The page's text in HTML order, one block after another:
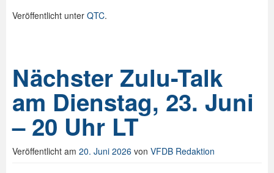
Veröffentlicht unter QTC.
Nächster Zulu-Talk
am Dienstag, 23. Juni
– 20 Uhr LT
Veröffentlicht am 20. Juni 2026 von VFDB Redaktion